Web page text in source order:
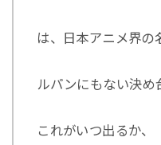
は、日本アニメ界の
ルパンにもない決め
これがいつ出るか、